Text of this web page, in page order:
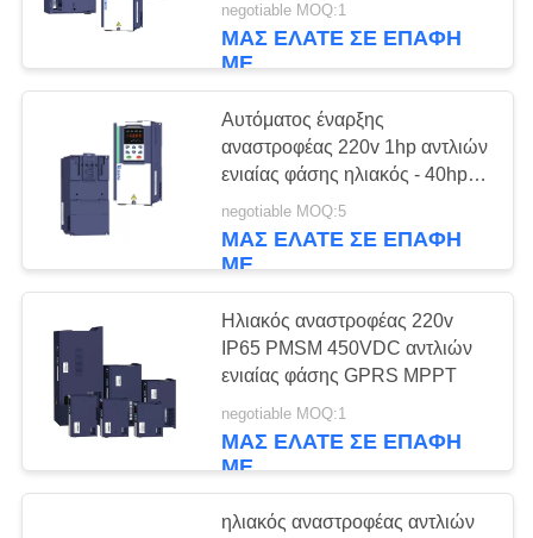
negotiable MOQ:1
ΜΑΣ ΕΛΆΤΕ ΣΕ ΕΠΑΦΉ
ΜΕ
Αυτόματος έναρξης
αναστροφέας 220v 1hp αντλιών
ενιαίας φάσης ηλιακός - 40hp
για την υποβρύχια αντλία
negotiable MOQ:5
ΜΑΣ ΕΛΆΤΕ ΣΕ ΕΠΑΦΉ
ΜΕ
Ηλιακός αναστροφέας 220v
IP65 PMSM 450VDC αντλιών
ενιαίας φάσης GPRS MPPT
negotiable MOQ:1
ΜΑΣ ΕΛΆΤΕ ΣΕ ΕΠΑΦΉ
ΜΕ
ηλιακός αναστροφέας αντλιών